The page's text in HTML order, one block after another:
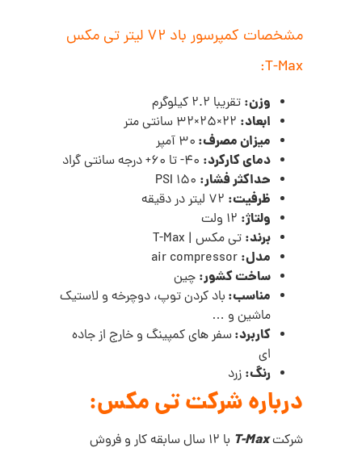
مشخصات کمپرسور باد 72 لیتر تی مکس
T-Max:
وزن: تقریبا 2.2 کیلوگرم
ابعاد:
میزان مصرف: 30 آمپر
دمای کارکرد:
حداکثر فشار:
ظرفیت:
ولتاژ:
برند: تی مکس | T-Max
مدل:
ساخت کشور: چین
مناسب: باد کردن توپ، دوچرخه و لاستیک
ماشین و …
کاربرد:سفر های کمپینگ و خارج از جاده
ای
رنگ: زرد
درباره شرکت تی مکس:
شرکتT-Max
با 12 سال سابقه کار و فروش